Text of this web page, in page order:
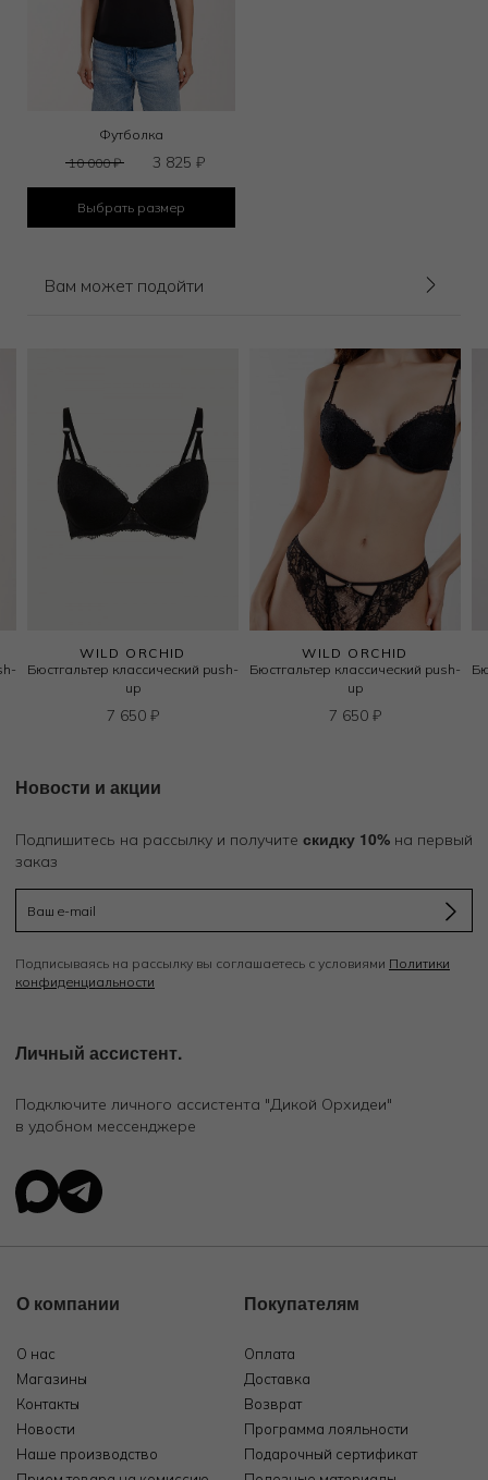
Футболка
10 000₽ 3 825₽
Выбрать размер
Вам может подойти
WILD ORCHID
Бюстгальтер классический push-
up
7 650 ₽
WILD ORCHID
Бюстгальтер классический push-
up
7 650 ₽
Новости и акции
Подпишитесь на рассылку и получите скидку 10% на первый
заказ
Подписываясь на рассылку вы соглашаетесь с условиями Политики
конфиденциальности
Личный ассистент.
Подключите личного ассистента "Дикой Орхидеи"
в удобном мессенджере
О компании
О нас
Магазины
Контакты
Новости
Наше производство
Покупателям
Оплата
Доставка
Возврат
Программа лояльности
Подарочный сертификат